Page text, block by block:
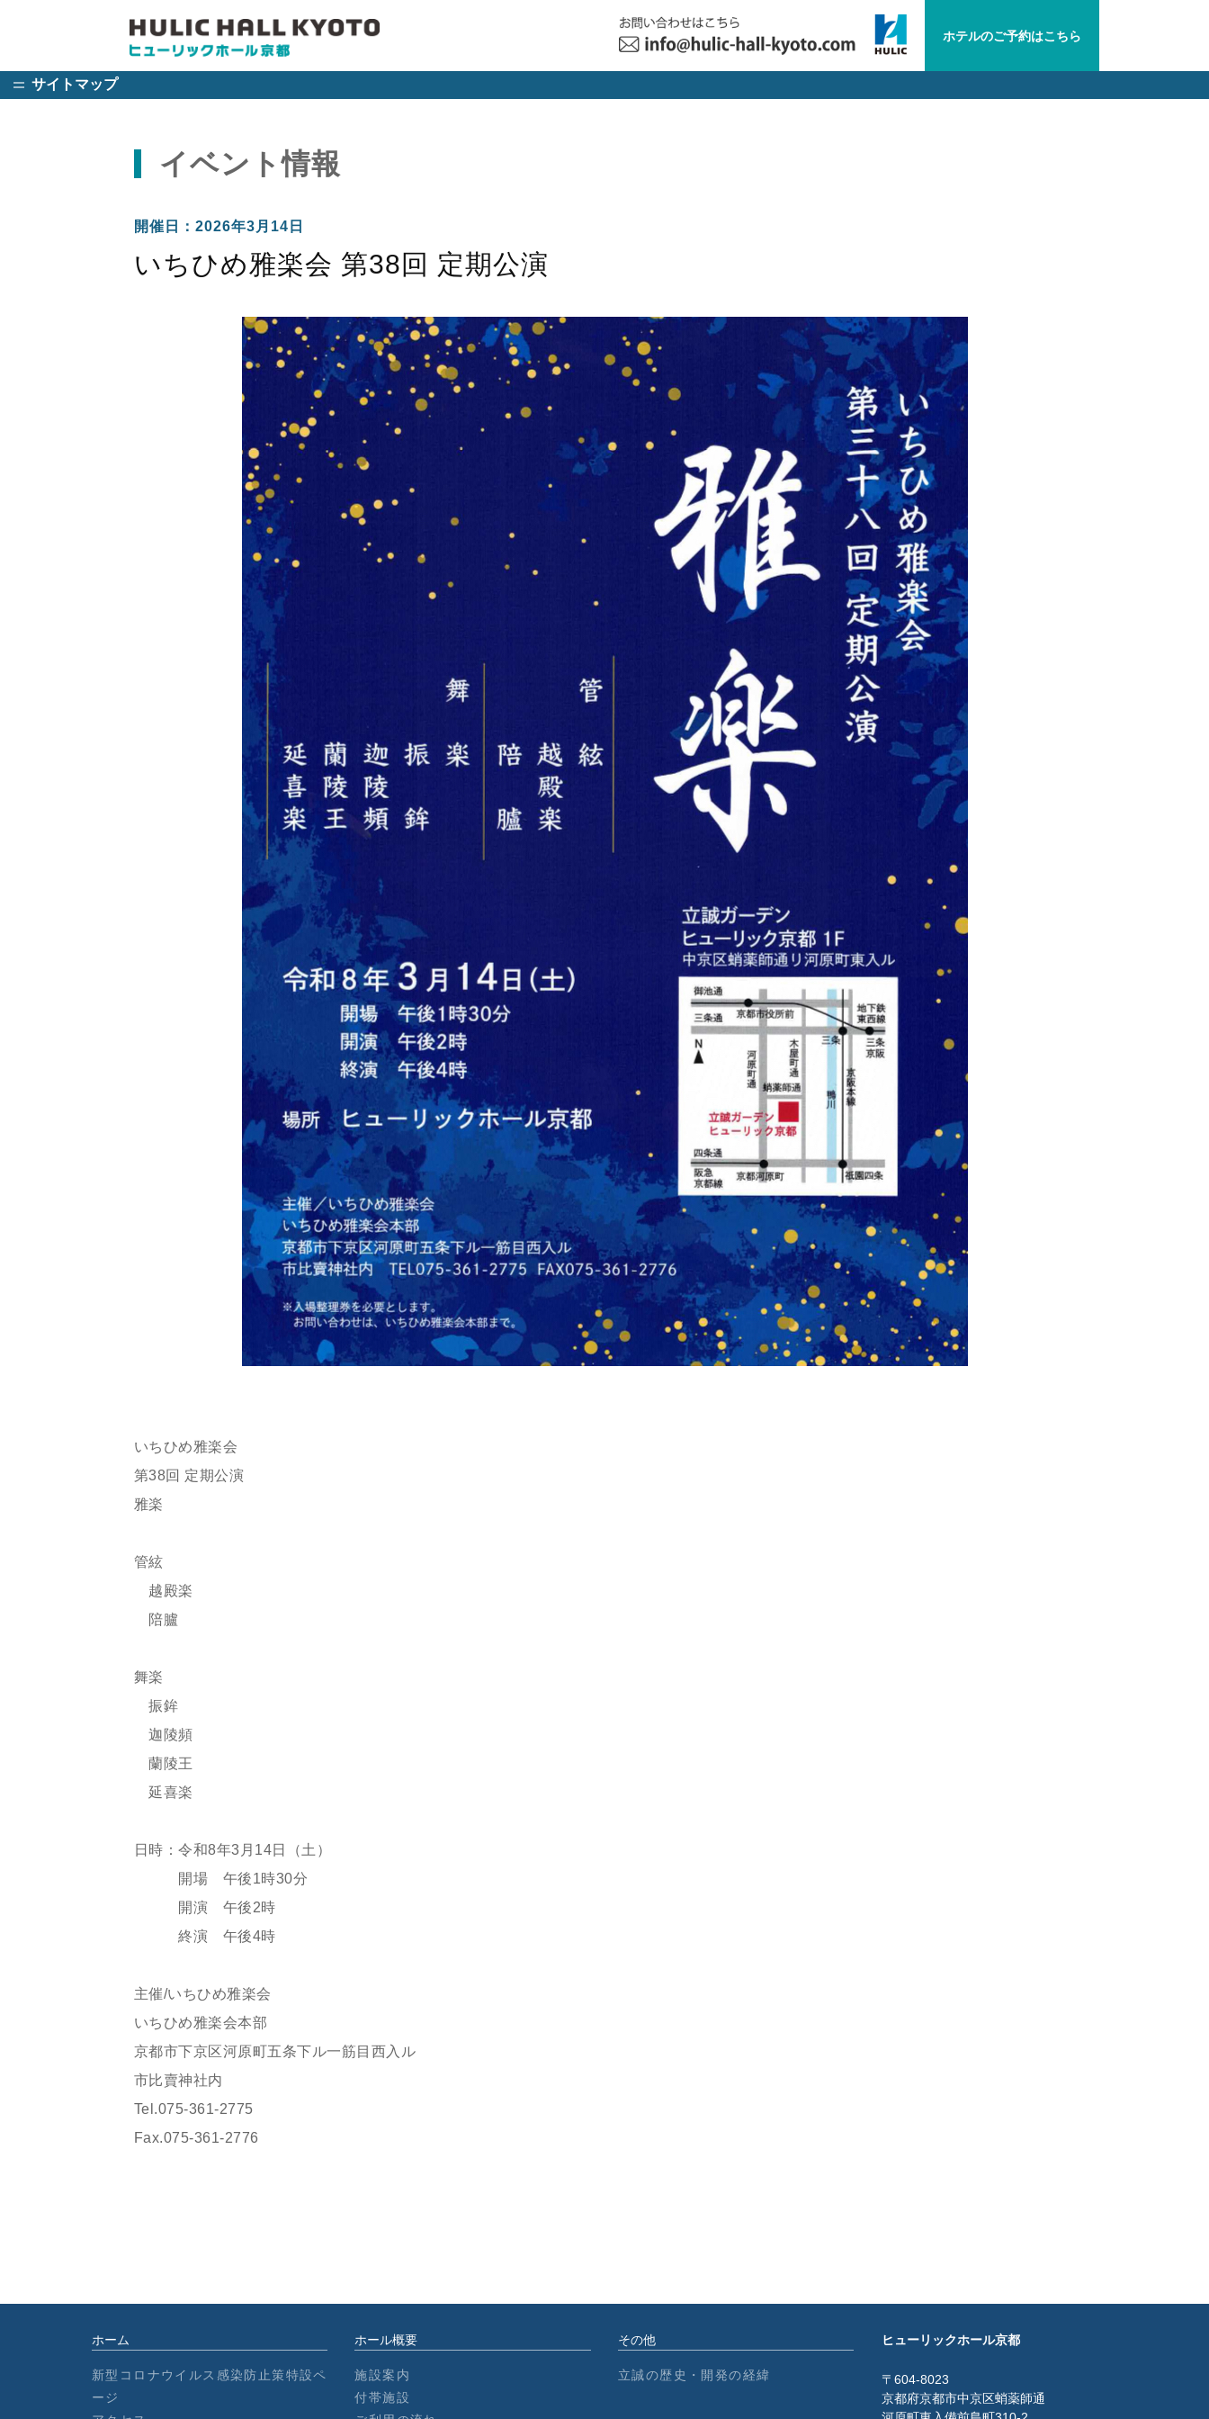
ホテルのご予約はこちら
サイトマップ
イベント情報
開催日：2026年3月14日
いちひめ雅楽会 第38回 定期公演
いちひめ雅楽会
第38回 定期公演
雅楽
管絃
越殿楽
陪臚
舞楽
振鉾
迦陵頻
蘭陵王
延喜楽
日時：令和8年3月14日（土）
開場 午後1時30分
開演 午後2時
終演 午後4時
主催/いちひめ雅楽会
いちひめ雅楽会本部
京都市下京区河原町五条下ル一筋目西入ル
市比賣神社内
Tel.075-361-2775
Fax.075-361-2776
ホーム
新型コロナウイルス感染防止策特設ペ
ージ
ホール概要
施設案内
付帯施設
その他
立誠の歴史・開発の経緯
ヒューリックホール京都
〒604-8023
京都府京都市中京区蛸薬師通